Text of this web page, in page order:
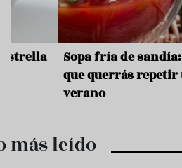
Sopa fría de sandía: el plato
que querrás repetir todo el
más leído